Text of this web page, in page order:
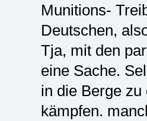
Munitions-
Deutschen,
Tja, mit den
eine Sache.
in die Berge
kämpfen.